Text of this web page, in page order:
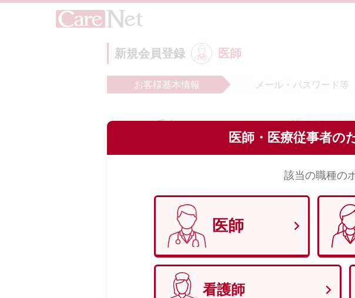
医師・医療従事者の
該当の職種の
医師
看護師
新規会員登録 医師
お客様基本情報 メール・ パスワード等
氏名 姓
※全角で入力
セイ
※全角（カナ
生年月日
※半角数字8
性別 男性